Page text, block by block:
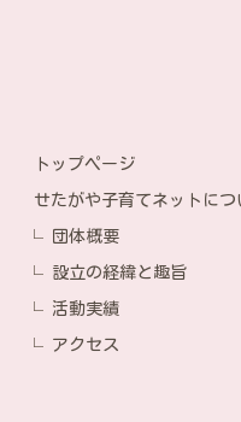
トップページ
せたがや子育てネットにつ
団体概要
設立の経緯と趣旨
活動実績
アクセス